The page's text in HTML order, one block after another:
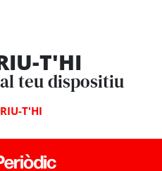
T'HI
teu dispositiu
T'HI